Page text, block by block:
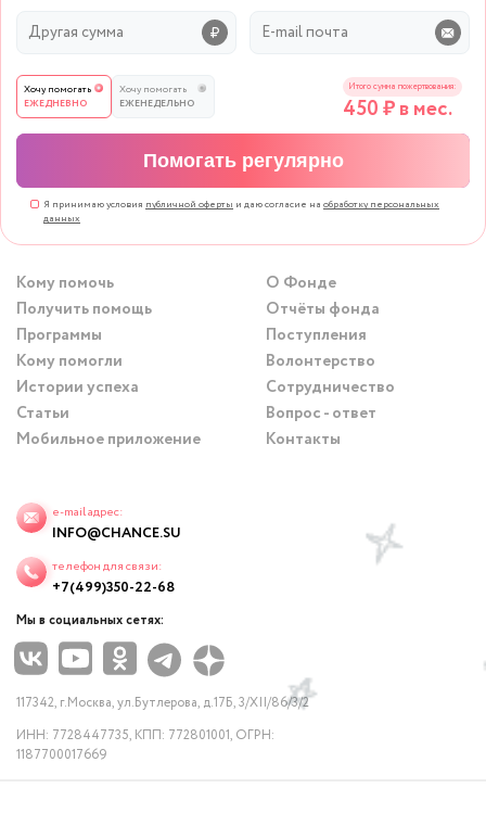
Хочу помогать
ЕЖЕДНЕВНО
Хочу помогать
ЕЖЕНЕДЕЛЬНО
Итого сумма пожертвования:
450₽ в мес.
Помогать регулярно
Я принимаю условия публичной оферты и даю согласие на обработку персональных
данных
Кому помочь
Получить помощь
Программы
Кому помогли
Истории успеха
Статьи
Мобильное приложение
О Фонде
Отчёты фонда
Поступления
Волонтерство
Сотрудничество
Вопрос - ответ
Контакты
e-mail адрес:
INFO@CHANCE.SU
телефон для связи:
+7(499)350-22-68
Мы в социальных сетях:
117342, г.Москва, ул.Бутлерова, д.17Б, 3/XII/86/3/2
ИНН: 7728447735, КПП: 772801001, ОГРН:
1187700017669